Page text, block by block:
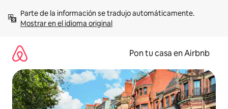
contenidoMostrar en el idioma original
Pon tu casa en Airbnb